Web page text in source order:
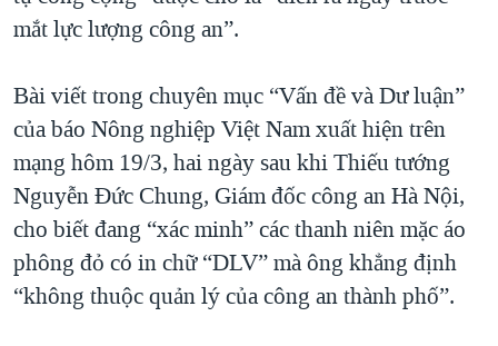
THƯỢNG ĐỈNH TRUMP-KIM TẠI VIỆT NAM
NGƯ DÂN VIỆT VÀ LÀN SÓNG TRỘM HẢI SÂM
BÊN KIA QUỐC LỘ: TIẾNG VỌNG TỪ NÔNG THÔN MỸ
QUAN HỆ VIỆT MỸ
mắt lực lượng công an”.
Bài viết trong chuyên mục “Vấn đề và Dư luận”
của báo Nông nghiệp Việt Nam xuất hiện trên
mạng hôm 19/3, hai ngày sau khi Thiếu tướng
Nguyễn Đức Chung, Giám đốc công an Hà Nội,
cho biết đang “xác minh” các thanh niên mặc áo
phông đỏ có in chữ “DLV” mà ông khẳng định
“không thuộc quản lý của công an thành phố”.